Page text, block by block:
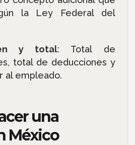
la Ley Federal del
y total: Total de
total de deducciones y
al empleado.
una
México